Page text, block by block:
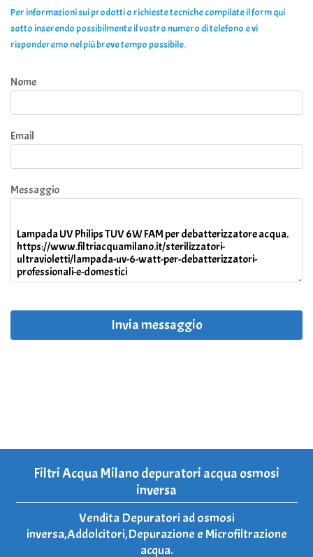
Per informazioni sui prodotti o richieste tecniche compilate il form qui
sotto inserendo possibilmente il vostro numero di telefono e vi
risponderemo nel più breve tempo possibile.
Nome
Email
Messaggio
Invia messaggio
Filtri Acqua Milano depuratori acqua osmosi
inversa
Vendita Depuratori ad osmosi
inversa,Addolcitori,Depurazione e Microfiltrazione
acqua.